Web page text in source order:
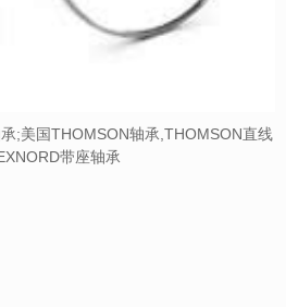
;美国THOMSON轴承,THOMSON直线
带座轴承